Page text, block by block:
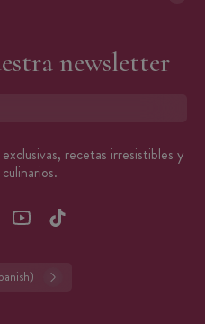
newsletter
recetas irresistibles y